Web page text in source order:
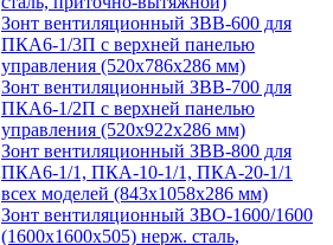
Зонт вентиляционный ЗВВ-600 для
ПКА6-1/3П с верхней панелью
управления (520х786х286 мм)
Зонт вентиляционный ЗВВ-700 для
ПКА6-1/2П с верхней панелью
управления (520х922х286 мм)
Зонт вентиляционный ЗВВ-800 для
ПКА6-1/1, ПКА-10-1/1, ПКА-20-1/1
всех моделей (843х1058х286 мм)
Зонт вентиляционный ЗВО-1600/1600
(1600х1600х505) нерж. сталь,